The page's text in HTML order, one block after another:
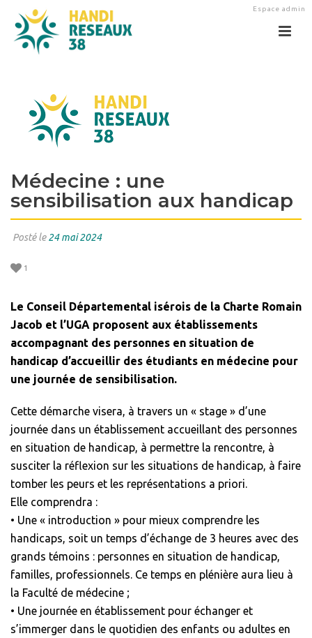
Espace admin
Médecine : une
sensibilisation aux handicap
Posté le24 mai 2024
1
Le Conseil Départemental isérois de la Charte Romain
Jacob et l’UGA proposent aux établissements
accompagnant des personnes en situation de
handicap d’accueillir des étudiants en médecine pour
une journée de sensibilisation.
Cette démarche visera, à travers un « stage » d’une
journée dans un établissement accueillant des personnes
en situation de handicap, à permettre la rencontre, à
susciter la réflexion sur les situations de handicap, à faire
tomber les peurs et les représentations a priori.
Elle comprendra :
• Une « introduction » pour mieux comprendre les
handicaps, soit un temps d’échange de 3 heures avec des
grands témoins : personnes en situation de handicap,
familles, professionnels. Ce temps en plénière aura lieu à
la Faculté de médecine ;
• Une journée en établissement pour échanger et
s’immerger dans le quotidien des enfants ou adultes en